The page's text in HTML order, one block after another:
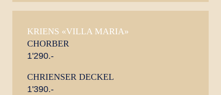
KRIENS «VILLA MARIA»
CHORBER
1'290.-
CHRIENSER DECKEL
1'390.-